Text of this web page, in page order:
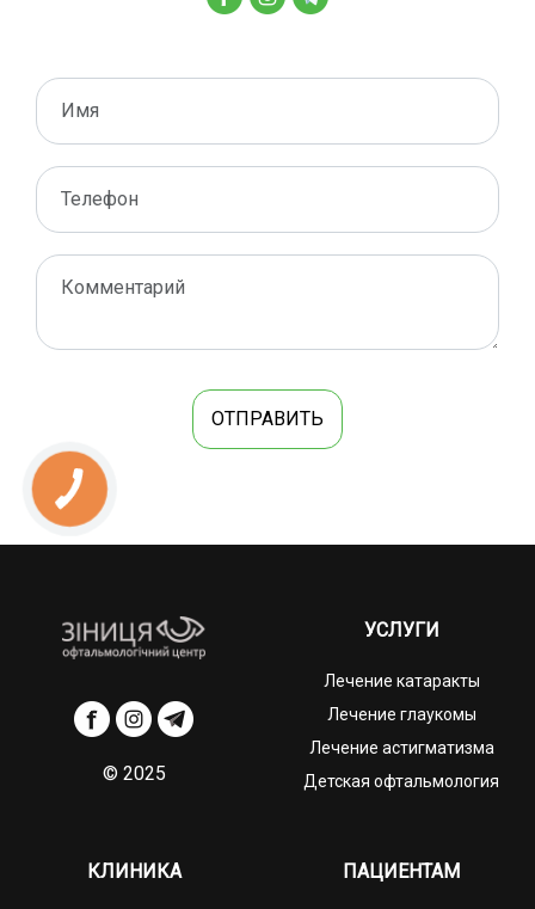
ОТПРАВИТЬ
© 2025
УСЛУГИ
Лечение катаракты
Лечение глаукомы
Лечение астигматизма
Детская офтальмология
КЛИНИКА ПАЦИЕНТАМ